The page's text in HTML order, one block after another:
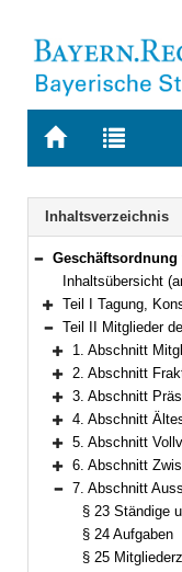
Zur
Zur
letzten
Suche
Inhaltsverzeichnis
Bereich reduzieren
Geschäftsordnung für den Bayerischen Landtag
Inhaltsübersicht
Bereich erweitern
Teil I Tagung,
Bereich reduzieren
Teil II Mitglieder
Bereich erweitern
1. Abschnitt
Bereich erweitern
2. Abschnitt
Bereich erweitern
3. Abschnitt
Bereich erweitern
4. Abschnitt
Bereich erweitern
5. Abschnitt
Bereich erweitern
6. Abschnitt
Bereich reduzieren
7. Abschnitt
§ 23 Ständige
§ 24 Aufgaben
§ 25